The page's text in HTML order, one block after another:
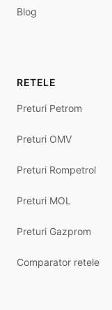
Blog
RETELE
Preturi Petrom
Preturi OMV
Preturi Rompetrol
Preturi MOL
Preturi Gazprom
Comparator retele